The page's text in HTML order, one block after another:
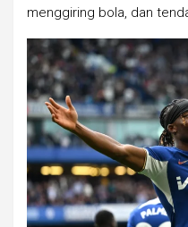
menggiring bola, dan